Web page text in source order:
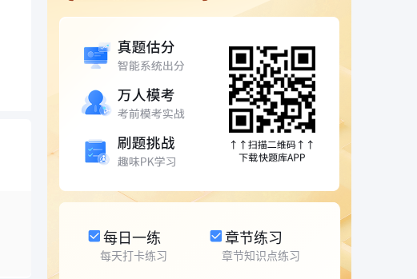
每日一练
每天打卡练习
章节练习
章节知识点练习